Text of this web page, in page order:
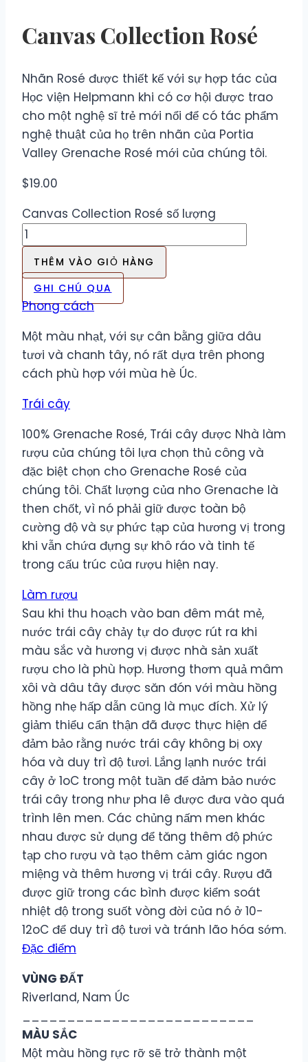
Canvas Collection Rosé
Nhãn Rosé được thiết kế với sự hợp tác của
Học viện Helpmann khi có cơ hội được trao
cho một nghệ sĩ trẻ mới nổi để có tác phẩm
nghệ thuật của họ trên nhãn của Portia
Valley Grenache Rosé mới của chúng tôi.
$19.00
Canvas Collection Rosé số lượng
THÊM VÀO GIỎ HÀNG
GHI CHÚ QUA
Phong cách
Một màu nhạt, với sự cân bằng giữa dâu
tươi và chanh tây, nó rất dựa trên phong
cách phù hợp với mùa hè Úc.
Trái cây
100% Grenache Rosé, Trái cây được Nhà làm
rượu của chúng tôi lựa chọn thủ công và
đặc biệt chọn cho Grenache Rosé của
chúng tôi. Chất lượng của nho Grenache là
then chốt, vì nó phải giữ được toàn bộ
cường độ và sự phức tạp của hương vị trong
khi vẫn chứa đựng sự khô ráo và tinh tế
trong cấu trúc của rượu hiện nay.
Làm rượu
Sau khi thu hoạch vào ban đêm mát mẻ,
nước trái cây chảy tự do được rút ra khi
màu sắc và hương vị được nhà sản xuất
rượu cho là phù hợp. Hương thơm quả mâm
xôi và dâu tây được săn đón với màu hồng
hồng nhẹ hấp dẫn cũng là mục đích. Xử lý
giảm thiểu cẩn thận đã được thực hiện để
đảm bảo rằng nước trái cây không bị oxy
hóa và duy trì độ tươi. Lắng lạnh nước trái
cây ở 1oC trong một tuần để đảm bảo nước
trái cây trong như pha lê được đưa vào quá
trình lên men. Các chủng nấm men khác
nhau được sử dụng để tăng thêm độ phức
tạp cho rượu và tạo thêm cảm giác ngon
miệng và thêm hương vị trái cây. Rượu đã
được giữ trong các bình được kiểm soát
nhiệt độ trong suốt vòng đời của nó ở 10-
12oC để duy trì độ tươi và tránh lão hóa sớm.
Đặc điểm
VÙNG ĐẤT
Riverland, Nam Úc
__________________________
MÀU SẮC
Một màu hồng rực rỡ sẽ trở thành một